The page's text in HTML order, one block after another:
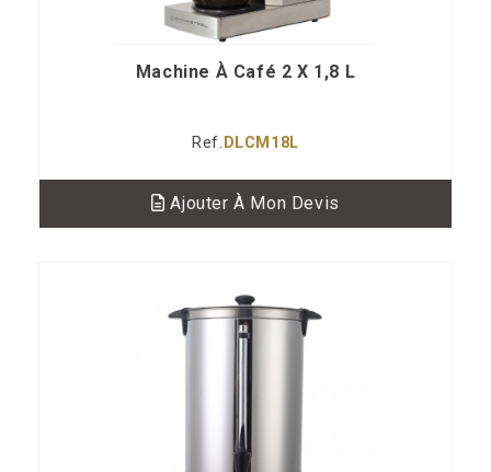
Machine À Café 2 X 1,8 L
Ref. DLCM18L
Ajouter À Mon Devis